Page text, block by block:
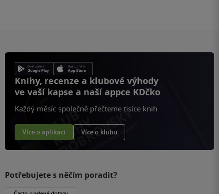
Knihy, recenze a klubové výhody
ve vaší kapse a naší appce KDčko
Každý měsíc společně přečteme tisíce knih
Více o aplikaci Více o klubu
Potřebujete s něčím poradit?